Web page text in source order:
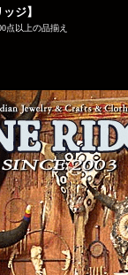
ジ】
点以上の品揃え